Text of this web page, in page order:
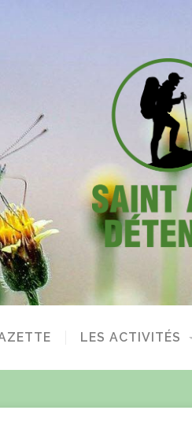
LES ACTIVITÉS